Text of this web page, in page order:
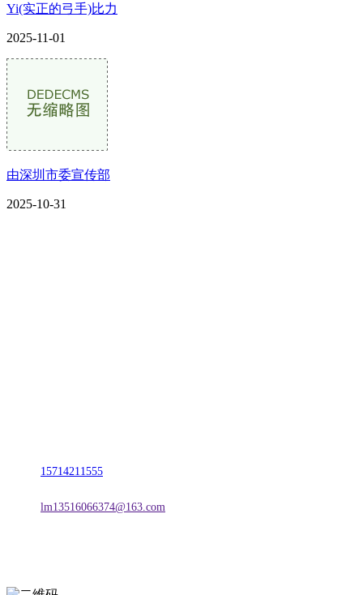
Yi(实正的弓手)比力
2025-11-01
由深圳市委宣传部
2025-10-31
15714211555
lm13516066374@163.com